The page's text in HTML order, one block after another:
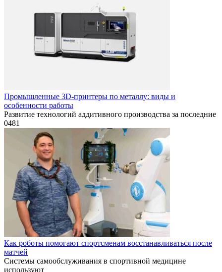
Промышленные 3D-принтеры по металлу: виды и
особенности работы
Развитие технологий аддитивного производства за последние
0481
Как роботы помогают спортсменам восстанавливаться после
матчей
Системы самообслуживания в спортивной медицине
используют